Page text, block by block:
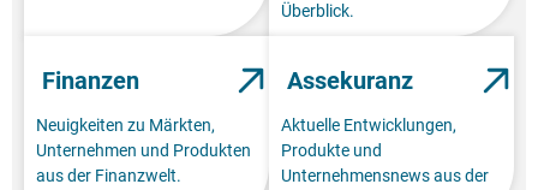
Überblick.
Finanzen
Neuigkeiten zu Märkten,
Unternehmen und Produkten
aus der Finanzwelt.
Assekuranz
Aktuelle Entwicklungen,
Produkte und
Unternehmensnews aus der